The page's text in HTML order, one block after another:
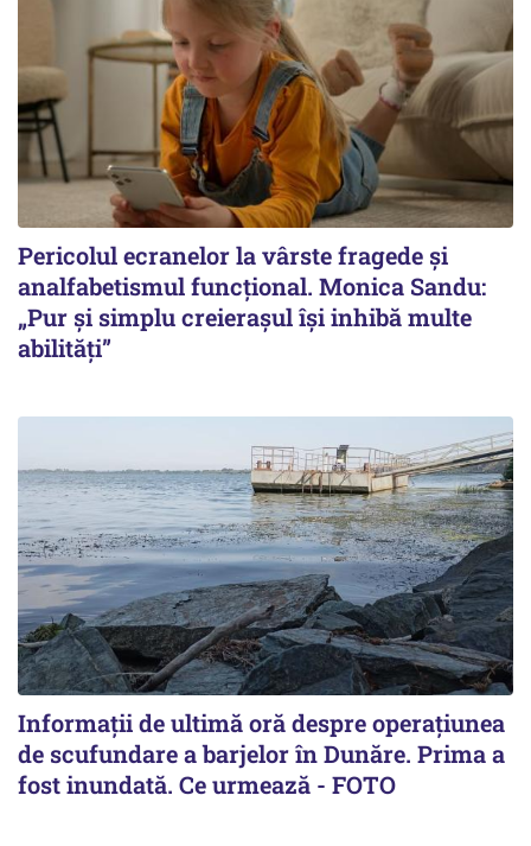
Pericolul ecranelor la vârste fragede și
analfabetismul funcțional. Monica Sandu:
„Pur și simplu creierașul își inhibă multe
abilități”
Informații de ultimă oră despre operațiunea
de scufundare a barjelor în Dunăre. Prima a
fost inundată. Ce urmează - FOTO